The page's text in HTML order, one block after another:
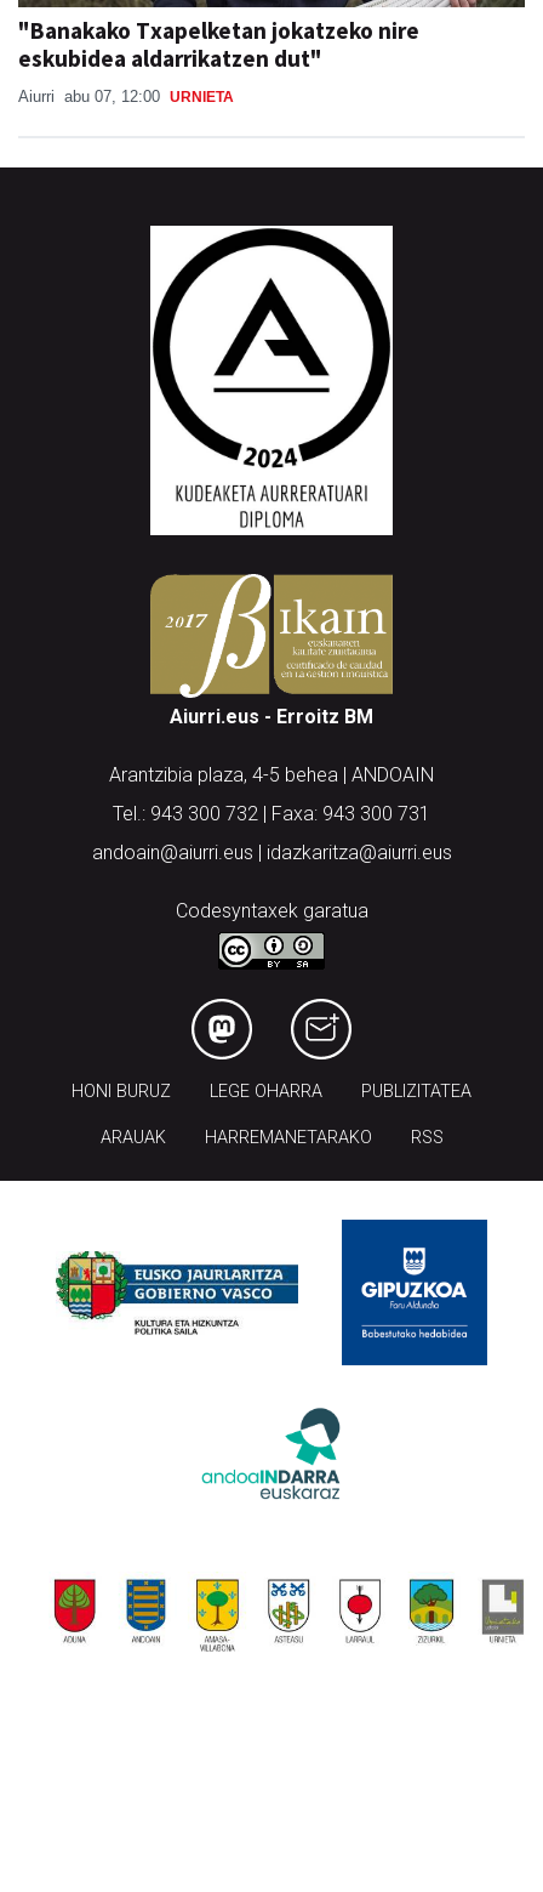
"Banakako Txapelketan jokatzeko nire
eskubidea aldarrikatzen dut"
Aiurri abu 07, 12:00 URNIETA
Aiurri.eus - Erroitz BM
Arantzibia plaza, 4-5 behea | ANDOAIN
Tel.: 943 300 732 | Faxa: 943 300 731
andoain@aiurri.eus | idazkaritza@aiurri.eus
Codesyntaxek garatua
HONI BURUZ LEGE OHARRA PUBLIZITATEA
ARAUAK HARREMANETARAKO RSS